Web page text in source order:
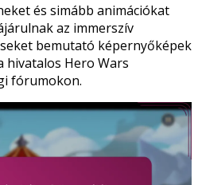
és simább animációkat
az immerszív
bemutató képernyőképek
hivatalos Hero Wars
fórumokon.